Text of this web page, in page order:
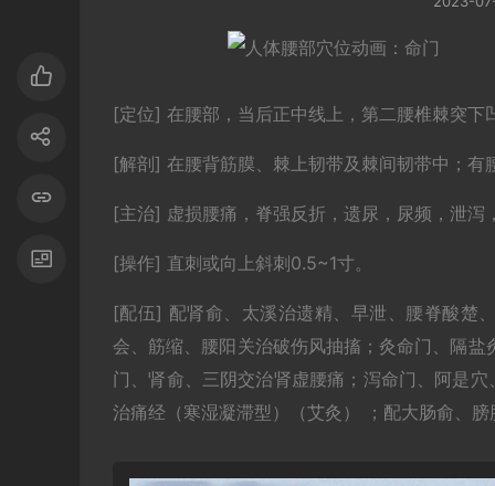
[定位] 在腰部，当后正中线上，第二腰椎棘突下
[解剖] 在腰背筋膜、棘上韧带及棘间韧带中；
[主治] 虚损腰痛，脊强反折，遗尿，尿频，泄
[操作] 直刺或向上斜刺0.5~1寸。
[配伍] 配肾俞、太溪治遗精、早泄、腰脊酸楚
会、筋缩、腰阳关治破伤风抽搐；灸命门、隔
门、肾俞、三阴交治肾虚腰痛；泻命门、阿是
治痛经（寒湿凝滞型）（艾灸） ；配大肠俞、